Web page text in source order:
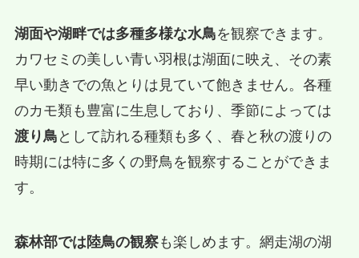
湖面や湖畔では多種多様な水鳥を観察できます。
カワセミの美しい青い羽根は湖面に映え、その素
早い動きでの魚とりは見ていて飽きません。各種
のカモ類も豊富に生息しており、季節によっては
渡り鳥 として訪れる種類も多く、春と秋の渡りの
時期には特に多くの野鳥を観察することができま
す。
森林部では陸鳥の観察も楽しめます。網走湖の湖